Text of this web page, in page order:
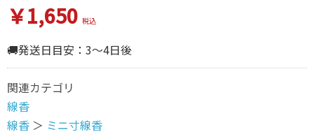
￥1,650 税込
🚚発送日目安：3～4日後
関連カテゴリ
線香
線香 ＞ ミニ寸線香